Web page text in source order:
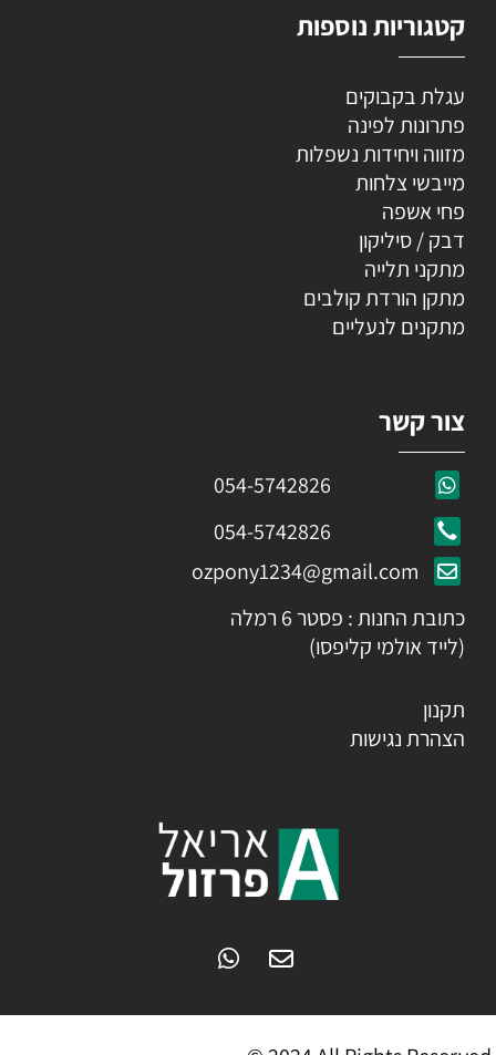
קטגוריות נוספות
עגלת בקבוקים
פתרונות לפינה
מזווה ויחידות נשפלות
מייבשי צלחות
פחי אשפה
דבק / סיליקון
מתקני תלייה
מתקן הורדת קולבים
מתקנים לנעליים
צור קשר
054-5742826
054-5742826
ozpony1234@gmail.com
כתובת החנות : פסטר 6 רמלה
(לייד אולמי קליפסו)
תקנון
הצהרת נגישות